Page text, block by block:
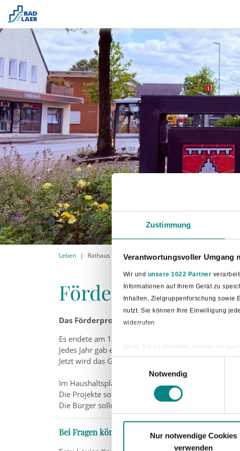
Zustimmung
Verantwortungsvoller Umgang
Wir und unsere 1022 Partner
Informationen auf Ihrem Gerät zu
Inhalten, Zielgruppenforschung sowie
nutzt. Sie können Ihre Einwilligung
widerrufen
Wenn Sie es erlauben, würden wir
Ihr Gerät durch aktives
Erfahren Sie mehr darüber, wie Ihre
Einwilligungsauswahl
Notwendig
Nur notwendige Cookies
verwenden
Leben Rathaus Klima- und Umweltschutz, Windenergie
Das Förderprogramm für Bauprojekte in Bad
Es endete am 1. Juli 2024.
Jedes Jahr gab es 5.000 Euro.
Jetzt wird das Geld für bestimmte Projekte genutzt.
Im Haushaltsplan werden jedes Jahr neue Projekte
Die Projekte sollen gut für die Umwelt sein.
Die Bürger sollen davon etwas haben.
Bei Fragen können Sie anrufen oder schreiben.